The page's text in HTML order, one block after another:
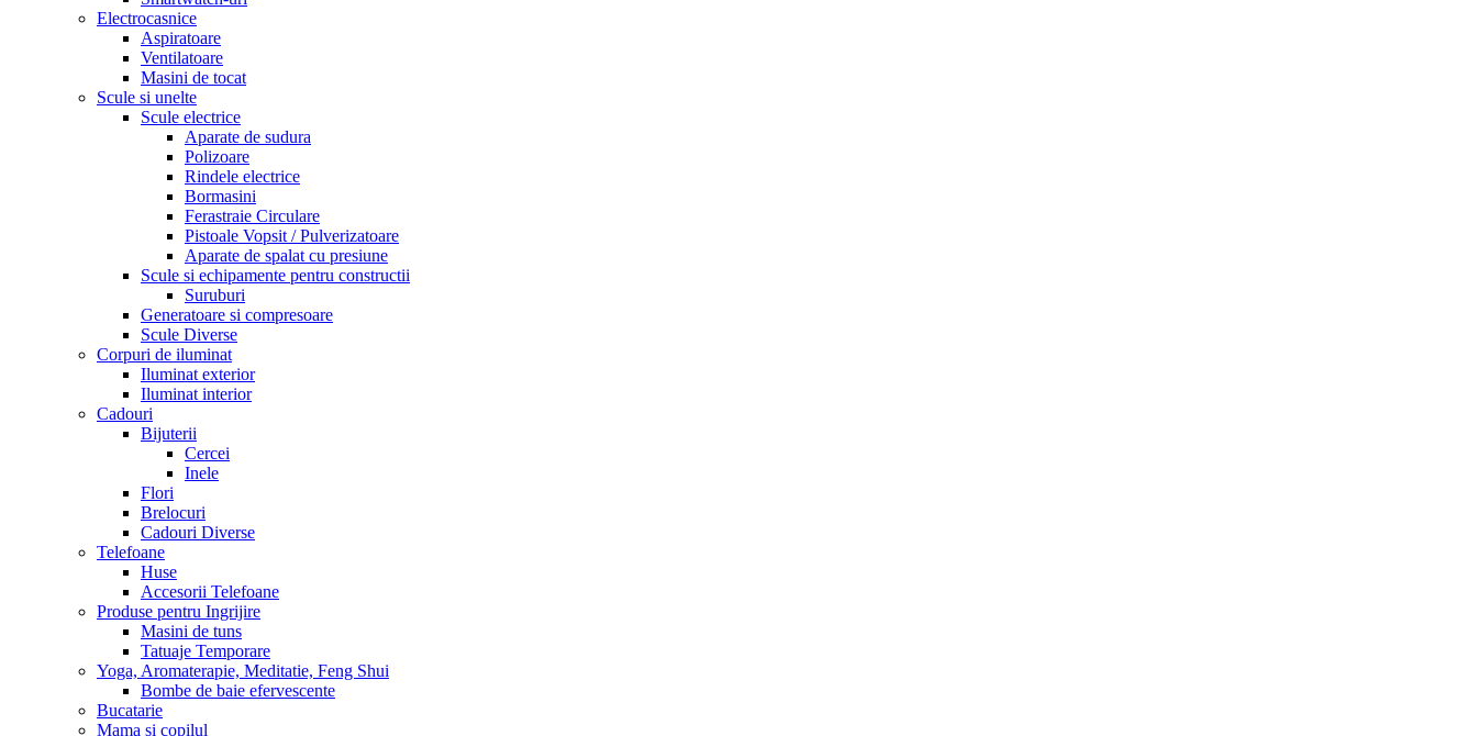
Electrocasnice
Aspiratoare
Ventilatoare
Masini de tocat
Scule si unelte
Scule electrice
Aparate de sudura
Polizoare
Rindele electrice
Bormasini
Ferastraie Circulare
Pistoale Vopsit / Pulverizatoare
Aparate de spalat cu presiune
Scule si echipamente pentru constructii
Suruburi
Generatoare si compresoare
Scule Diverse
Corpuri de iluminat
Iluminat exterior
Iluminat interior
Cadouri
Bijuterii
Cercei
Inele
Flori
Brelocuri
Cadouri Diverse
Telefoane
Huse
Accesorii Telefoane
Produse pentru Ingrijire
Masini de tuns
Tatuaje Temporare
Yoga, Aromaterapie, Meditatie, Feng Shui
Bombe de baie efervescente
Bucatarie
Mama si copilul